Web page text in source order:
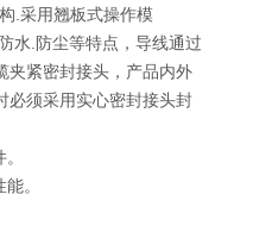
.采用翘板式操作模
水.防尘等特点，导线通过
夹紧密封接头，产品内外
必须采用实心密封接头封
。